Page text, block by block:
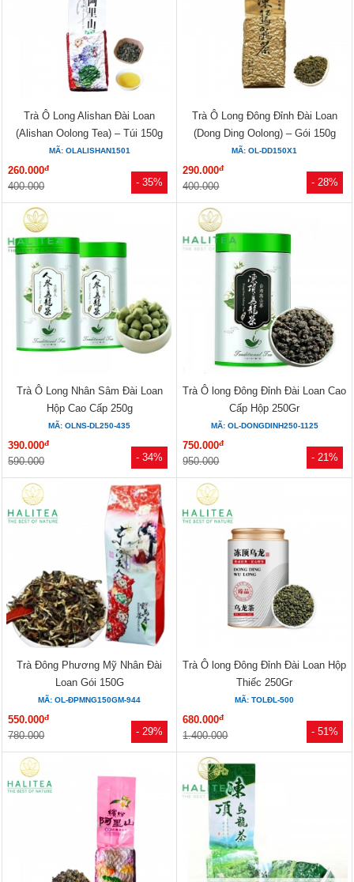
- 35%
Trà Ô Long Alishan Đài Loan
(Alishan Oolong Tea) – Túi 150g
MÃ: OLALISHAN1501
260.000đ
400.000 - 28%
Trà Ô Long Đông Đỉnh Đài Loan
(Dong Ding Oolong) – Gói 150g
MÃ: OL-DD150X1
290.000đ
400.000
- 34%
Trà Ô Long Nhân Sâm Đài Loan
Hộp Cao Cấp 250g
MÃ: OLNS-DL250-435
390.000đ
590.000 - 21%
Trà Ô long Đông Đỉnh Đài Loan Cao
Cấp Hộp 250Gr
MÃ: OL-DONGDINH250-1125
750.000đ
950.000
- 29%
Trà Đông Phương Mỹ Nhân Đài
Loan Gói 150G
MÃ: OL-ĐPMNG150GM-944
550.000đ
780.000 - 51%
Trà Ô long Đông Đỉnh Đài Loan Hộp
Thiếc 250Gr
MÃ: TOLĐL-500
680.000đ
1.400.000